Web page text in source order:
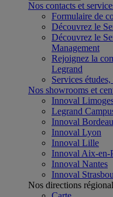
Nos contacts et
Formulaire de
Découvrez le
Découvrez le
Management
Rejoignez la
Legrand
Services
Nos showrooms et
Innoval
Legrand
Innoval
Innoval Lyon
Innoval Lille
Innoval Aix-en-
Innoval Nantes
Innoval
Nos directions